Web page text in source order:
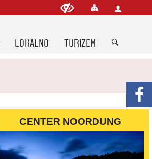
LOKALNO TURIZEM
CENTER NOORDUNG